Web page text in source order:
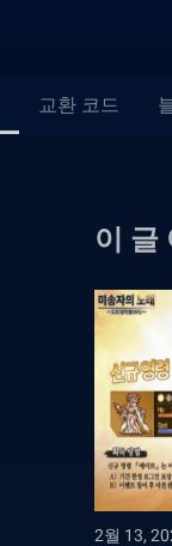
교환 코드
이 글
2월 13,